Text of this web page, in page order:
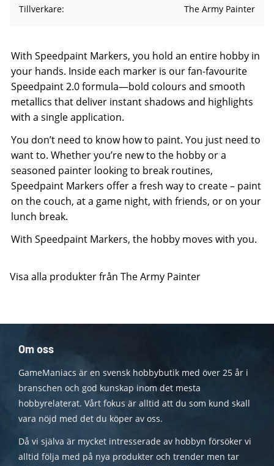
Tillverkare
The Army Painter
With Speedpaint Markers, you hold an entire hobby in
your hands. Inside each marker is our fan-favourite
Speedpaint 2.0 formula—bold colours and smooth
metallics that deliver instant shadows and highlights
with a single application.
You don’t need to know how to paint. You just need to
want to. Whether you’re new to the hobby or a
seasoned painter looking to break routines,
Speedpaint Markers offer a fresh way to create – paint
on the couch, at a game night, with friends, or on your
lunch break.
With Speedpaint Markers, the hobby moves with you.
Visa alla produkter från The Army Painter
Om oss
GameManiacs är en svensk hobbybutik med över 25 år i
branschen och god kunskap inom det mesta
hobbyrelaterat. Vårt fokus är alltid att du som kund skall
vara nöjd med det du köper av oss.
Då vi själva är mycket intresserade av hobbyn försöker vi
alltid följa med på nya produkter och trender men tar